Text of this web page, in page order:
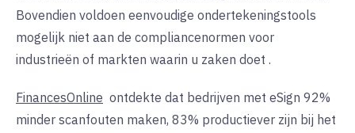
Bovendien voldoen eenvoudige ondertekeningstools
mogelijk niet aan de compliancenormen voor
industrieën of markten waarin u zaken doet .
FinancesOnline ontdekte dat bedrijven met eSign 92%
minder scanfouten maken, 83% productiever zijn bij het